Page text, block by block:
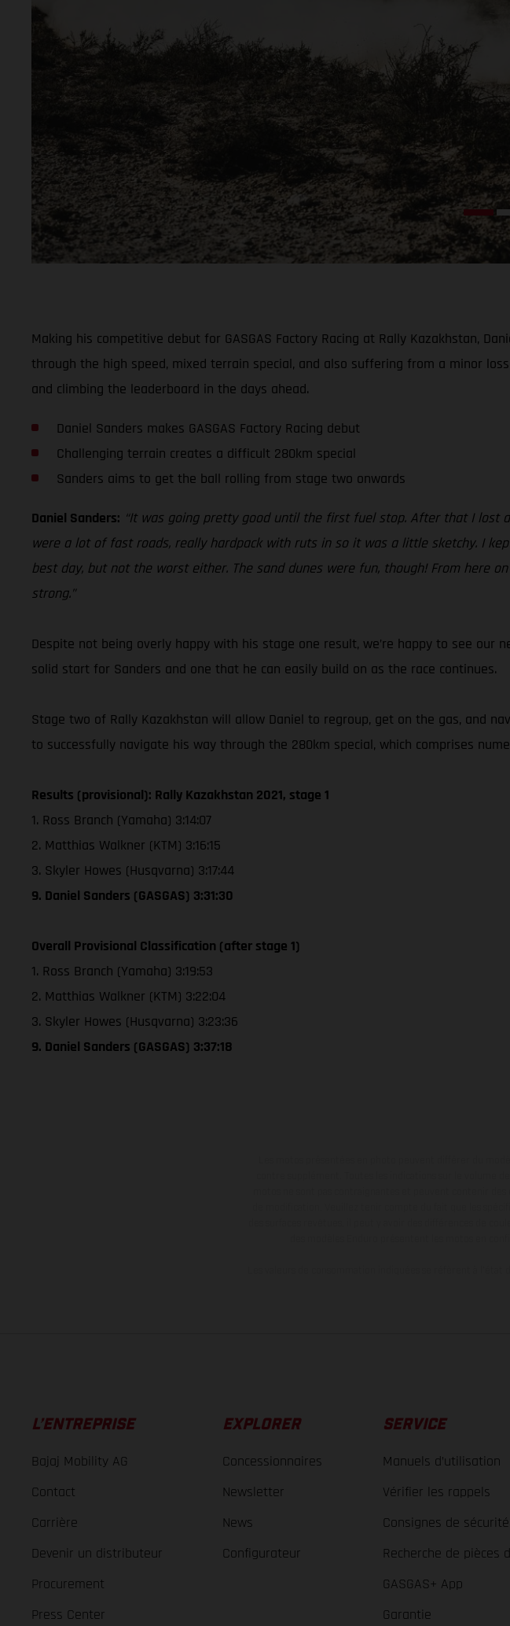
Making his competitive debut for GASGAS Factory Racing at Rally Kazakhstan,
through the high speed, mixed terrain special, and also suffering from a minor
and climbing the leaderboard in the days ahead.
Daniel Sanders makes GASGAS Factory Racing debut
Challenging terrain creates a difficult 280km special
Sanders aims to get the ball rolling from stage two onwards
Daniel Sanders: “It was going pretty good until the first fuel stop. After that I lost
were a lot of fast roads, really hardpack with ruts in so it was a little sketchy. I
best day, but not the worst either. The sand dunes were fun, though! From here
strong.”
Despite not being overly happy with his stage one result, we’re happy to see our
solid start for Sanders and one that he can easily build on as the race continues.
Stage two of Rally Kazakhstan will allow Daniel to regroup, get on the gas, and
to successfully navigate his way through the 280km special, which comprises
Results (provisional): Rally Kazakhstan 2021, stage 1
1. Ross Branch (Yamaha) 3:14:07
2. Matthias Walkner (KTM) 3:16:15
3. Skyler Howes (Husqvarna) 3:17:44
9. Daniel Sanders (GASGAS) 3:31:30
Overall Provisional Classification (after stage 1)
1. Ross Branch (Yamaha) 3:19:53
2. Matthias Walkner (KTM) 3:22:04
3. Skyler Howes (Husqvarna) 3:23:36
9. Daniel Sanders (GASGAS) 3:37:18
L’ENTREPRISE
Bajaj Mobility AG
Contact
Carrière
Devenir un distributeur
Procurement
Press Center
EXPLORER
Concessionnaires
Newsletter
News
Configurateur
SERVICE
Manuels d’utilisation
Vérifier les rappels
Consignes de sécurité
Recherche de pièces
GASGAS+ App
Garantie